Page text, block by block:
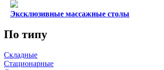
Эксклюзивные массажные столы
По типу
Складные
Стационарные